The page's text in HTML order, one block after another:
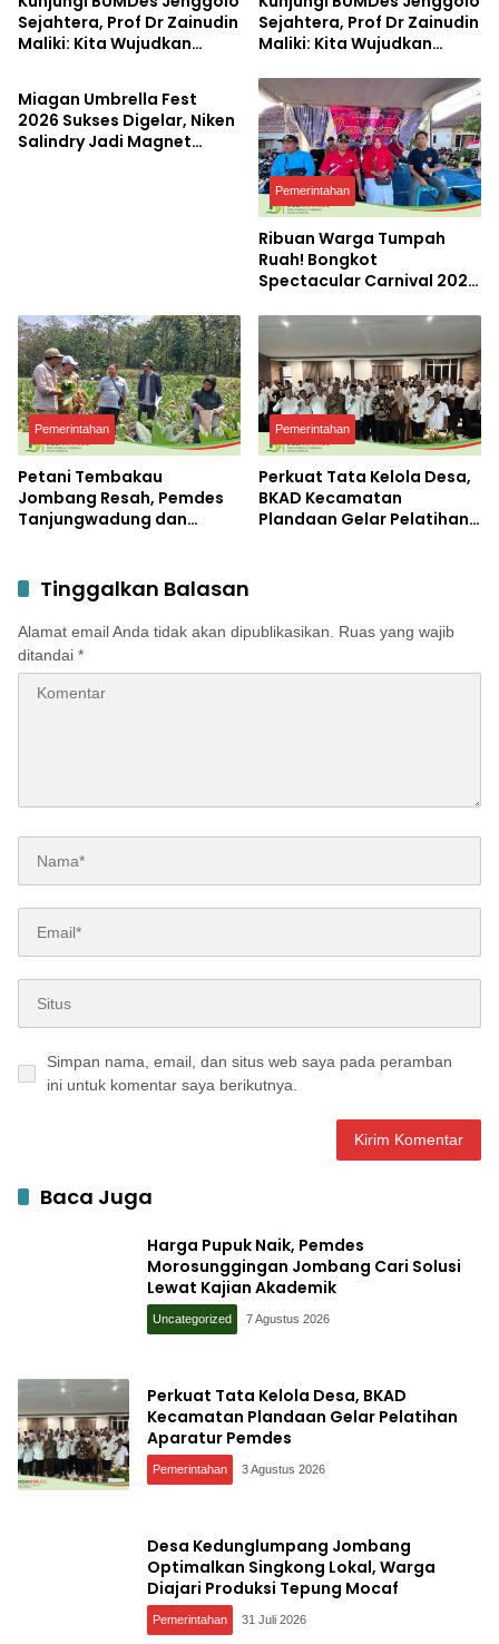
Sejahtera, Prof Dr Zainudin
Maliki: Kita Wujudkan
Sejahtera, Prof Dr Zainudin
Maliki: Kita Wujudkan
dengan Potensi Desa
Pemerintahan
Miagan Umbrella Fest
2026 Sukses Digelar, Niken
Salindry Jadi Magnet
Pemerintahan
Ribuan Warga Tumpah
Ruah! Bongkot
Spectacular Carnival 2026
Terbesar di Peterongan
Pemerintahan
Petani Tembakau
Jombang Resah, Pemdes
Tanjungwadung dan
Pemerintahan
Perkuat Tata Kelola Desa,
BKAD Kecamatan
Plandaan Gelar Pelatihan
Tinggalkan Balasan
Alamat email Anda tidak akan dipublikasikan.
Ruas yang wajib
ditandai *
Simpan nama, email, dan situs web saya pada peramban
ini untuk komentar saya berikutnya.
Baca Juga
Harga Pupuk Naik, Pemdes
Morosunggingan Jombang Cari Solusi
Lewat Kajian Akademik
Uncategorized 7 Agustus 2026
Perkuat Tata Kelola Desa, BKAD
Kecamatan Plandaan Gelar Pelatihan
Aparatur Pemdes
Pemerintahan 3 Agustus 2026
Desa Kedunglumpang Jombang
Optimalkan Singkong Lokal, Warga
Diajari Produksi Tepung Mocaf
Pemerintahan 31 Juli 2026